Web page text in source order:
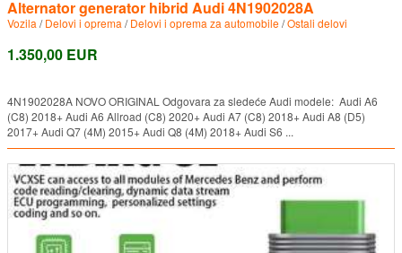
Alternator generator hibrid Audi 4N1902028A
Vozila /Delovi i oprema /Delovi i oprema za automobile/Ostali delovi
1.350,00 EUR
4N1902028A NOVO ORIGINAL Odgovara za sledeće Audi modele: Audi A6
(C8) 2018+ Audi A6 Allroad (C8) 2020+ Audi A7 (C8) 2018+ Audi A8 (D5)
2017+ Audi Q7 (4M) 2015+ Audi Q8 (4M) 2018+ Audi S6 ...